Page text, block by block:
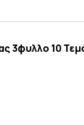
3φυλλο 10